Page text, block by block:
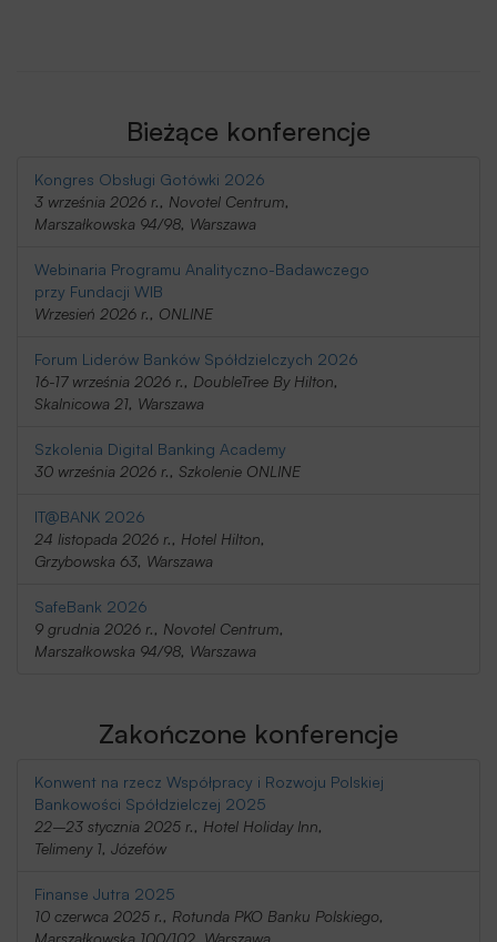
Bieżące konferencje
Kongres Obsługi Gotówki 2026
3 września 2026 r., Novotel Centrum,
Marszałkowska 94/98, Warszawa
Webinaria Programu Analityczno-Badawczego
przy Fundacji WIB
Wrzesień 2026 r., ONLINE
Forum Liderów Banków Spółdzielczych 2026
16-17 września 2026 r., DoubleTree By Hilton,
Skalnicowa 21, Warszawa
Szkolenia Digital Banking Academy
30 września 2026 r., Szkolenie ONLINE
IT@BANK 2026
24 listopada 2026 r., Hotel Hilton,
Grzybowska 63, Warszawa
SafeBank 2026
9 grudnia 2026 r., Novotel Centrum,
Marszałkowska 94/98, Warszawa
Zakończone konferencje
Konwent na rzecz Współpracy i Rozwoju Polskiej
Bankowości Spółdzielczej 2025
22–23 stycznia 2025 r., Hotel Holiday Inn,
Telimeny 1, Józefów
Finanse Jutra 2025
10 czerwca 2025 r., Rotunda PKO Banku Polskiego,
Marszałkowska 100/102, Warszawa